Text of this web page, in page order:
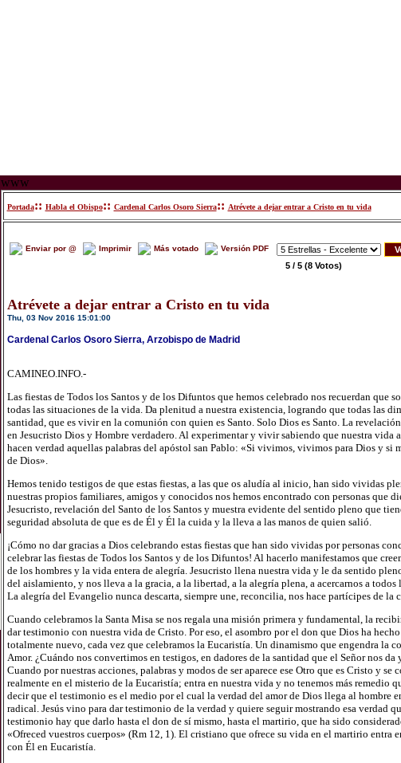
www
Portada:: Habla el Obispo:: Cardenal Carlos Osoro Sierra:: Atrévete a dejar entrar a Cristo en tu vida
Enviar por @ Imprimir Más votado Versión PDF
5 / 5 (8 Votos)
Atrévete a dejar entrar a Cristo en tu vida
Thu, 03 Nov 2016 15:01:00
Cardenal Carlos Osoro Sierra, Arzobispo de Madrid
CAMINEO.INFO.-
Las fiestas de Todos los Santos y de los Difuntos que hemos celebrado nos recuerdan que
todas las situaciones de la vida. Da plenitud a nuestra existencia, logrando que todas las
santidad, que es vivir en la comunión con quien es Santo. Solo Dios es Santo. La
en Jesucristo Dios y Hombre verdadero. Al experimentar y vivir sabiendo que nuestra vida
hacen verdad aquellas palabras del apóstol san Pablo: «Si vivimos, vivimos para Dios y si
de Dios».
Hemos tenido testigos de que estas fiestas, a las que os aludía al inicio, han sido vividas
nuestras propios familiares, amigos y conocidos nos hemos encontrado con personas
Jesucristo, revelación del Santo de los Santos y muestra evidente del sentido pleno que
seguridad absoluta de que es de Él y Él la cuida y la lleva a las manos de quien salió.
¡Cómo no dar gracias a Dios celebrando estas fiestas que han sido vividas por personas
celebrar las fiestas de Todos los Santos y de los Difuntos! Al hacerlo manifestamos que
de los hombres y la vida entera de alegría. Jesucristo llena nuestra vida y le da sentido
del aislamiento, y nos lleva a la gracia, a la libertad, a la alegría plena, a acercarnos a
La alegría del Evangelio nunca descarta, siempre une, reconcilia, nos hace partícipes de
Cuando celebramos la Santa Misa se nos regala una misión primera y fundamental, la
dar testimonio con nuestra vida de Cristo. Por eso, el asombro por el don que Dios ha
totalmente nuevo, cada vez que celebramos la Eucaristía. Un dinamismo que engendra la
Amor. ¿Cuándo nos convertimos en testigos, en dadores de la santidad que el Señor nos
Cuando por nuestras acciones, palabras y modos de ser aparece ese Otro que es Cristo y se
realmente en el misterio de la Eucaristía; entra en nuestra vida y no tenemos más remedio
decir que el testimonio es el medio por el cual la verdad del amor de Dios llega al hombre
radical. Jesús vino para dar testimonio de la verdad y quiere seguir mostrando esa verdad
testimonio hay que darlo hasta el don de sí mismo, hasta el martirio, que ha sido
«Ofreced vuestros cuerpos» (Rm 12, 1). El cristiano que ofrece su vida en el martirio entra
con Él en Eucaristía.